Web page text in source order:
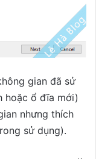
gian đã sử
hoặc ổ đĩa mới)
nhưng thích
sử dụng).